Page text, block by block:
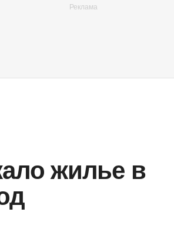
жилье в